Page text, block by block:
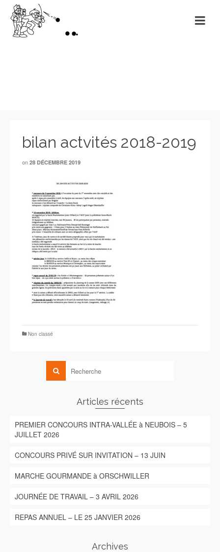
bilan actvités 2018-2019
on 28 DÉCEMBRE 2019
Non classé
Articles récents
PREMIER CONCOURS INTRA-VALLÉE à NEUBOIS – 5
JUILLET 2026
CONCOURS PRIVÉ SUR INVITATION – 13 JUIN
MARCHE GOURMANDE à ORSCHWILLER
JOURNÉE DE TRAVAIL – 3 AVRIL 2026
REPAS ANNUEL – LE 25 JANVIER 2026
Archives